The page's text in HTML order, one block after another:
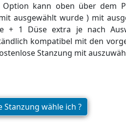
Option kann oben über dem
ausgewählt wurde ) mit
+ 1 Düse extra je nach
kompatibel mit den
Stanzung mit
Stanzung wähle ich ?